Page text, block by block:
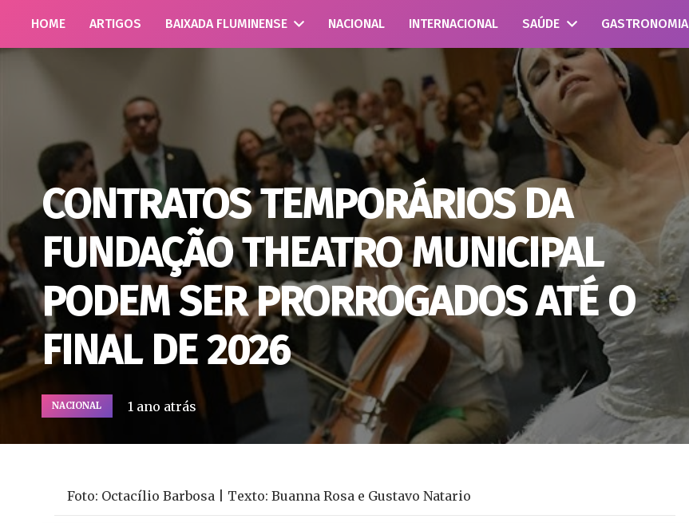
HOME ARTIGOS BAIXADA FLUMINENSE NACIONAL INTERNACIONAL SAÚDE GASTRONOMIA
CONTRATOS TEMPORÁRIOS DA
FUNDAÇÃO THEATRO MUNICIPAL
PODEM SER PRORROGADOS ATÉ O
FINAL DE 2026
NACIONAL 1 ano atrás
Foto: Octacílio Barbosa | Texto: Buanna Rosa e Gustavo Natario